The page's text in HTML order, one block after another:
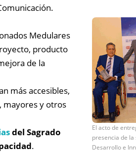
El acto de
presencia de
Desarrollo e
Medulares
producto
de la
más accesibles,
, mayores y otros
del Sagrado
.